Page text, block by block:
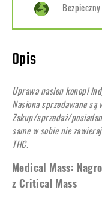
Opis
Uprawa nasion konopi
Nasiona sprzedawane są
Zakup/sprzedaż/
same w sobie nie
THC.
Medical Mass:
z Critical Mass